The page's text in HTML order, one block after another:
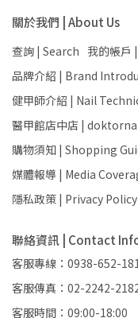
關於我們 | About Us
查詢 | Search 我的帳戶
品牌介紹 | Brand
健甲師介紹 | Nail
醫甲館店中店 |
購物須知 | Shopping
媒體報導 | Media
隱私政策 | Privacy Policy
聯絡資訊 | Contact
客服專線：0938-652-
客服傳真：02-2242-
客服時間：09:00-18:00